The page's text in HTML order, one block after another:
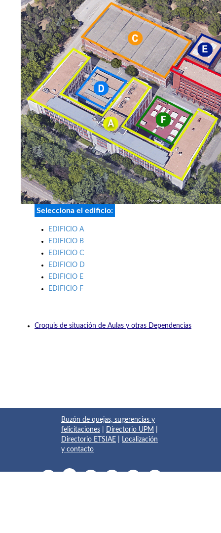
Selecciona el edificio:
EDIFICIO A
EDIFICIO B
EDIFICIO C
EDIFICIO D
EDIFICIO E
EDIFICIO F
Croquis de situación de Aulas y otras Dependencias
Buzón de quejas, sugerencias y
felicitaciones
Directorio UPM
Directorio ETSIAE
Localización
y contacto